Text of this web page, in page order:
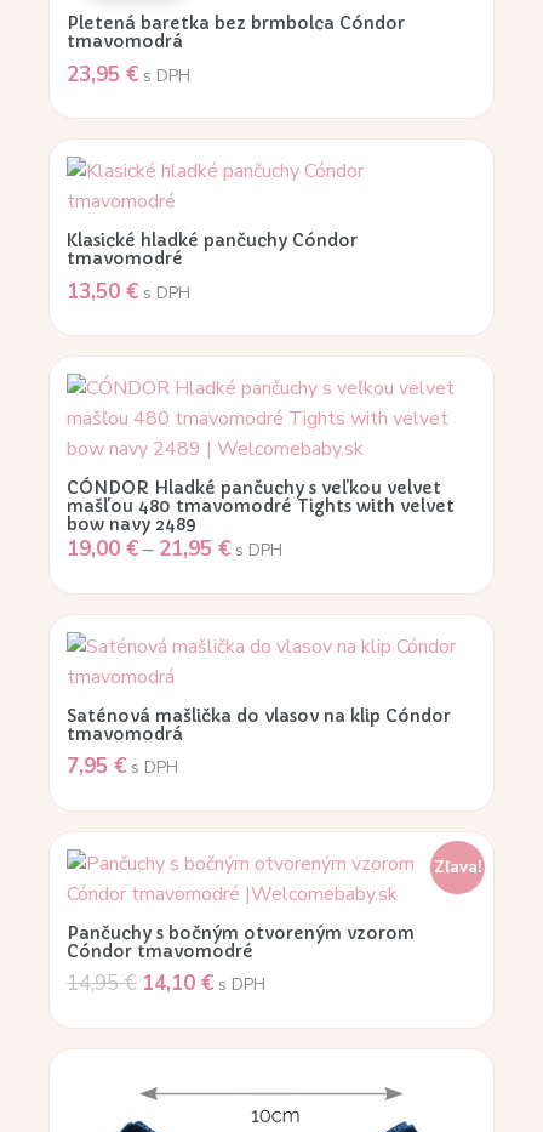
Pletená baretka bez brmbolca Cóndor
tmavomodrá
23,95 € s DPH
Klasické hladké pančuchy Cóndor
tmavomodré
13,50 € s DPH
CÓNDOR Hladké pančuchy s veľkou velvet
mašľou 480 tmavomodré Tights with velvet
bow navy 2489
19,00 €– 21,95 € s DPH
Saténová mašlička do vlasov na klip Cóndor
tmavomodrá
7,95 € s DPH
Zľava!
Pančuchy s bočným otvoreným vzorom
Cóndor tmavomodré
14,95€ 14,10 € s DPH